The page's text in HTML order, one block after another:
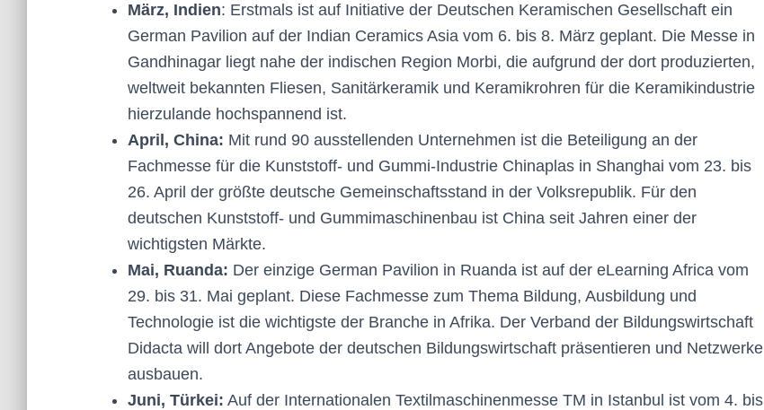
März, Indien: Erstmals ist auf Initiative der Deutschen Keramischen Gesellschaft ein
German Pavilion auf der Indian Ceramics Asia vom 6. bis 8. März geplant. Die Messe in
Gandhinagar liegt nahe der indischen Region Morbi, die aufgrund der dort produzierten,
weltweit bekannten Fliesen, Sanitärkeramik und Keramikrohren für die Keramikindustrie
hierzulande hochspannend ist.
April, China: Mit rund 90 ausstellenden Unternehmen ist die Beteiligung an der
Fachmesse für die Kunststoff- und Gummi-Industrie Chinaplas in Shanghai vom 23. bis
26. April der größte deutsche Gemeinschaftsstand in der Volksrepublik. Für den
deutschen Kunststoff- und Gummimaschinenbau ist China seit Jahren einer der
wichtigsten Märkte.
Mai, Ruanda: Der einzige German Pavilion in Ruanda ist auf der eLearning Africa vom
29. bis 31. Mai geplant. Diese Fachmesse zum Thema Bildung, Ausbildung und
Technologie ist die wichtigste der Branche in Afrika. Der Verband der Bildungswirtschaft
Didacta will dort Angebote der deutschen Bildungswirtschaft präsentieren und Netzwerke
ausbauen.
Juni, Türkei: Auf der Internationalen Textilmaschinenmesse TM in Istanbul ist vom 4. bis